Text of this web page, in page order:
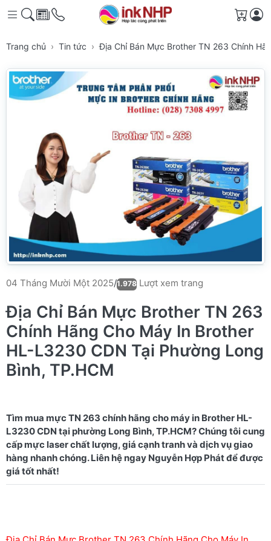
Giỏ
Trang chủ Tin tức Địa Chỉ Bán Mực Brother TN 263 Chính
04 Tháng Mười Một 2025/1.978 Lượt xem trang
Địa Chỉ Bán Mực Brother TN 263
Chính Hãng Cho Máy In Brother
HL-L3230 CDN Tại Phường Long
Bình, TP.HCM
Tìm mua mực TN 263 chính hãng cho máy in Brother HL-
L3230 CDN tại phường Long Bình, TP.HCM? Chúng tôi cung
cấp mực laser chất lượng, giá cạnh tranh và dịch vụ giao
hàng nhanh chóng. Liên hệ ngay Nguyễn Hợp Phát để được